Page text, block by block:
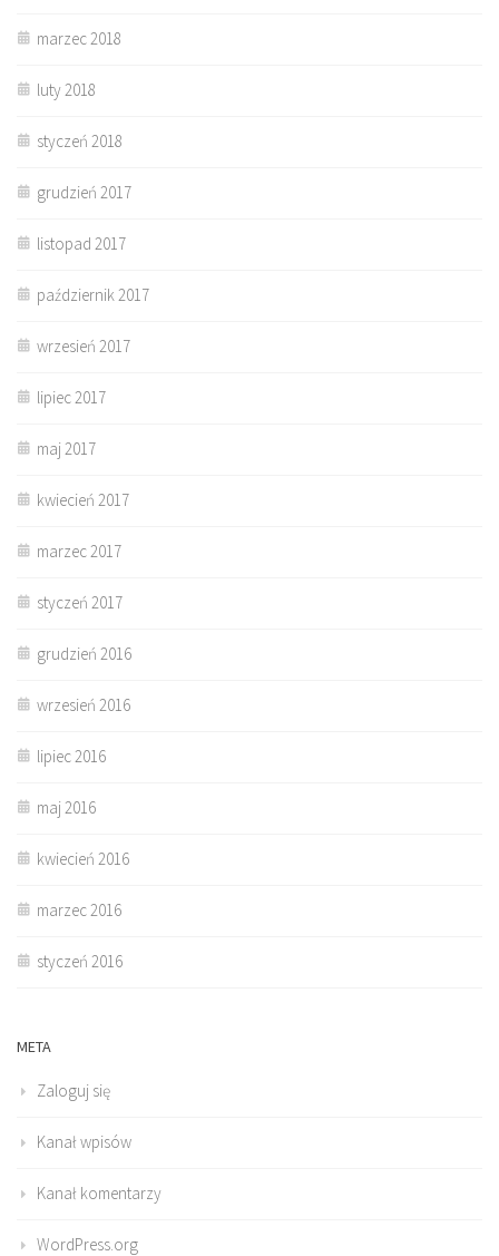
marzec 2018
luty 2018
styczeń 2018
grudzień 2017
listopad 2017
październik 2017
wrzesień 2017
lipiec 2017
maj 2017
kwiecień 2017
marzec 2017
styczeń 2017
grudzień 2016
wrzesień 2016
lipiec 2016
maj 2016
kwiecień 2016
marzec 2016
styczeń 2016
META
Zaloguj się
Kanał wpisów
Kanał komentarzy
WordPress.org